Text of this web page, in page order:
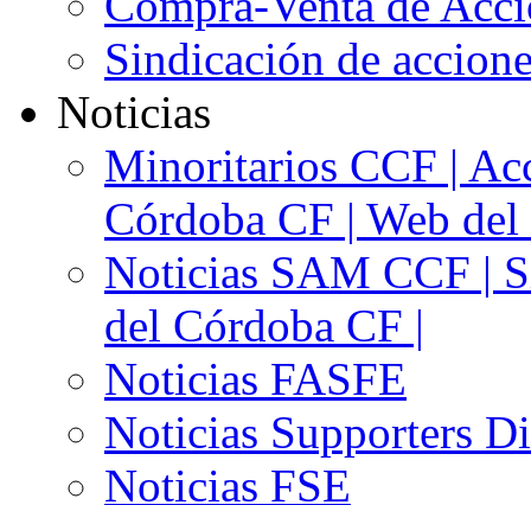
Sindicación de
Noticias
Minoritarios CCF |
Córdoba CF | Web
Noticias SAM CCF |
del Córdoba CF |
Noticias FASFE
Noticias Supporters
Noticias FSE